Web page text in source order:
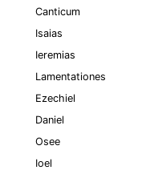
Canticum
Isaias
Ieremias
Lamentationes
Ezechiel
Daniel
Osee
Ioel